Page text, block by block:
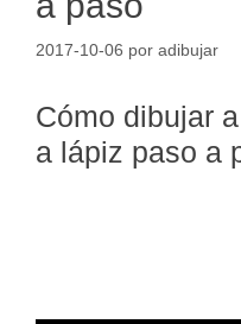
2017-10-06 por adibujar
Cómo dibujar
a lápiz paso a